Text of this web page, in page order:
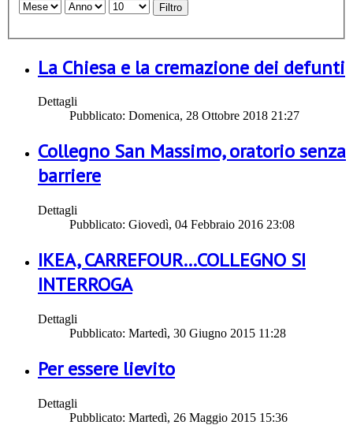
Filtro
La Chiesa e la cremazione dei defunti
Dettagli
Pubblicato: Domenica, 28 Ottobre 2018 21:27
Collegno San Massimo, oratorio senza
barriere
Dettagli
Pubblicato: Giovedì, 04 Febbraio 2016 23:08
IKEA, CARREFOUR…COLLEGNO SI
INTERROGA
Dettagli
Pubblicato: Martedì, 30 Giugno 2015 11:28
Per essere lievito
Dettagli
Pubblicato: Martedì, 26 Maggio 2015 15:36